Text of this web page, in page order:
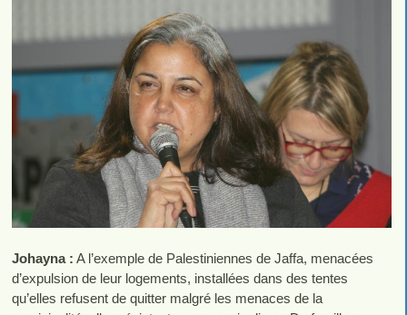
Johayna : A l’exemple de Palestiniennes de Jaffa, menacées
d’expulsion de leur logements, installées dans des tentes
qu’elles refusent de quitter malgré les menaces de la